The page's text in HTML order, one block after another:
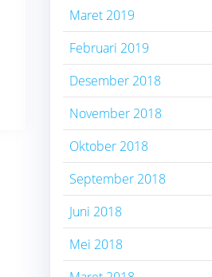
Maret 2019
Februari 2019
Desember 2018
November 2018
Oktober 2018
September 2018
Juni 2018
Mei 2018